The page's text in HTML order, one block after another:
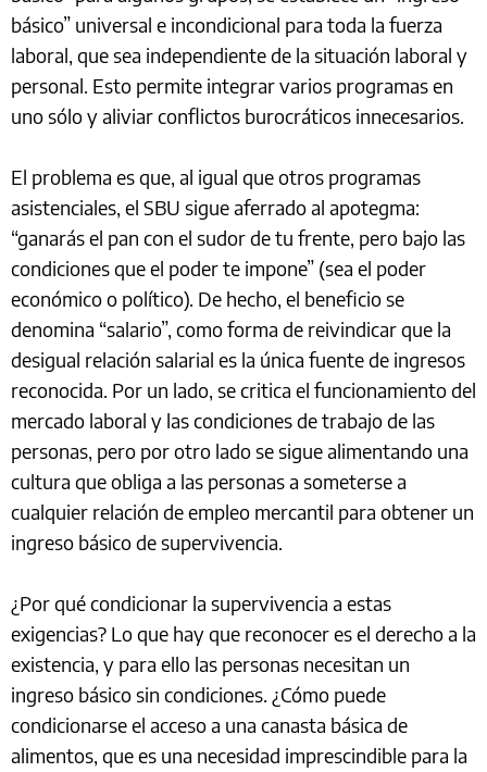
básico” universal e incondicional para toda la fuerza
laboral, que sea independiente de la situación laboral y
personal. Esto permite integrar varios programas en
uno sólo y aliviar conflictos burocráticos innecesarios.
El problema es que, al igual que otros programas
asistenciales, el SBU sigue aferrado al apotegma:
“ganarás el pan con el sudor de tu frente, pero bajo las
condiciones que el poder te impone” (sea el poder
económico o político). De hecho, el beneficio se
denomina “salario”, como forma de reivindicar que la
desigual relación salarial es la única fuente de ingresos
reconocida. Por un lado, se critica el funcionamiento del
mercado laboral y las condiciones de trabajo de las
personas, pero por otro lado se sigue alimentando una
cultura que obliga a las personas a someterse a
cualquier relación de empleo mercantil para obtener un
ingreso básico de supervivencia.
¿Por qué condicionar la supervivencia a estas
exigencias? Lo que hay que reconocer es el derecho a la
existencia, y para ello las personas necesitan un
ingreso básico sin condiciones. ¿Cómo puede
condicionarse el acceso a una canasta básica de
alimentos, que es una necesidad imprescindible para la